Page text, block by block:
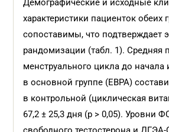
Демографические и исходные
характеристики пациенток обеих
сопоставимы, что подтверждает
рандомизации (табл. 1). Средняя
менструального цикла до начала
в основной группе (ЕВРА)
в контрольной (циклическая
67,2 ± 25,3 дня (p > 0,05). Уровни